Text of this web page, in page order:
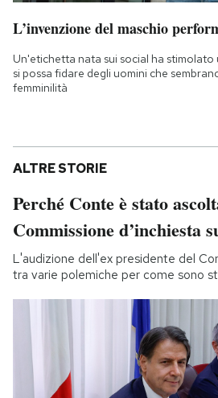
L’invenzione del maschio
Un'etichetta nata sui social ha
si possa fidare degli uomini che
femminilità
ALTRE STORIE
Perché Conte è stato
Commissione d’inchiesta
L'audizione dell'ex presidente del
tra varie polemiche per come sono